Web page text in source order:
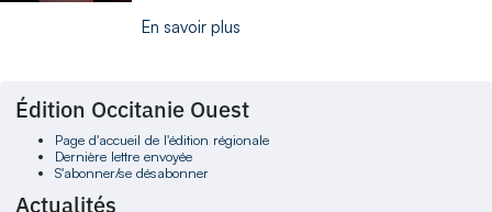
En savoir plus
Édition Occitanie Ouest
Page d'accueil de l'édition régionale
Dernière lettre envoyée
S'abonner/se désabonner
Actualités